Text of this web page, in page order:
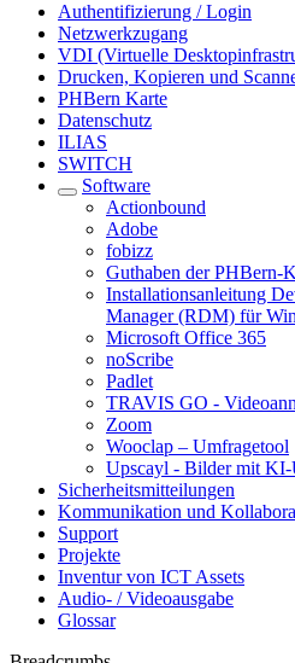
Authentifizierung / Login
Netzwerkzugang
VDI (Virtuelle
Drucken, Kopieren und
PHBern Karte
Datenschutz
ILIAS
SWITCH
Software
Actionbound
Adobe
fobizz
Guthaben der PHBern-
Installationsanleitung
Manager (RDM) für
Microsoft Office 365
noScribe
Padlet
TRAVIS GO -
Zoom
Wooclap – Umfragetool
Upscayl - Bilder mit KI-
Sicherheitsmitteilungen
Kommunikation und
Support
Projekte
Inventur von ICT Assets
Audio- / Videoausgabe
Glossar